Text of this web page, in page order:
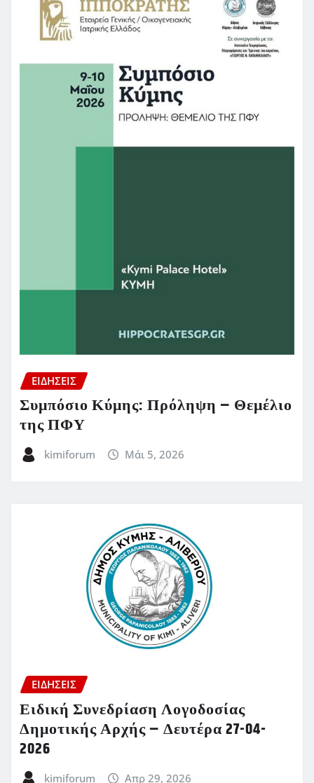
ΕΙΔΗΣΕΙΣ
Συμπόσιο Κύμης: Πρόληψη – Θεμέλιο
της ΠΦΥ
kimiforum Μάι 5, 2026
ΕΙΔΗΣΕΙΣ
Ειδική Συνεδρίαση Λογοδοσίας
Δημοτικής Αρχής – Δευτέρα 27-04-
2026
kimiforum Απρ 29, 2026